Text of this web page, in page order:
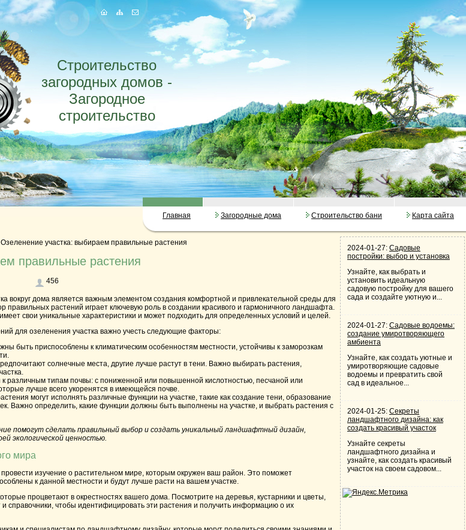
Строительство
загородных домов -
Загородное
строительство
Главная Загородные дома Строительство бани Карта сайта
Озеленение участка: выбираем правильные растения
правильные растения
456
вокруг дома является важным элементом создания комфортной и привлекательной среды для
правильных растений играет ключевую роль в создании красивого и гармоничного ландшафта.
свои уникальные характеристики и может подходить для определенных условий и целей.
для озеленения участка важно учесть следующие факторы:
быть приспособлены к климатическим особенностям местности, устойчивы к заморозкам
солнечные места, другие лучше растут в тени. Важно выбирать растения,
различным типам почвы: с пониженной или повышенной кислотностью, песчаной или
лучше всего укоренятся в имеющейся почве.
могут исполнять различные функции на участке, такие как создание тени, образование
Важно определить, какие функции должны быть выполнены на участке, и выбрать растения с
помогут сделать правильный выбор и создать уникальный ландшафтный дизайн,
экологической ценностью.
мира
изучение о растительном мире, которым окружен ваш район. Это поможет
к данной местности и будут лучше расти на вашем участке.
процветают в окрестностях вашего дома. Посмотрите на деревья, кустарники и цветы,
справочники, чтобы идентифицировать эти растения и получить информацию о их
2024-01-27: Садовые
постройки: выбор и установка
Узнайте, как выбрать и
установить идеальную
садовую постройку для вашего
сада и создайте уютную и...
2024-01-27: Садовые водоемы:
создание умиротворяющего
амбиента
Узнайте, как создать уютные и
умиротворяющие садовые
водоемы и превратить свой
сад в идеальное...
2024-01-25: Секреты
ландшафтного дизайна: как
создать красивый участок
Узнайте секреты
ландшафтного дизайна и
узнайте, как создать красивый
участок на своем садовом...